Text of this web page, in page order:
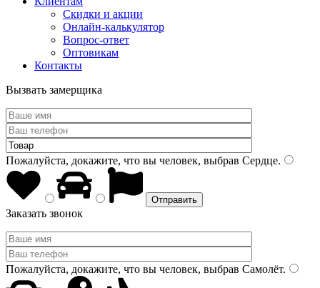
Скидки и акции
Онлайн-калькулятор
Вопрос-ответ
Оптовикам
Контакты
Вызвать замерщика
Пожалуйста, докажите, что вы человек, выбрав Сердце.
Заказать звонок
Пожалуйста, докажите, что вы человек, выбрав Самолёт.